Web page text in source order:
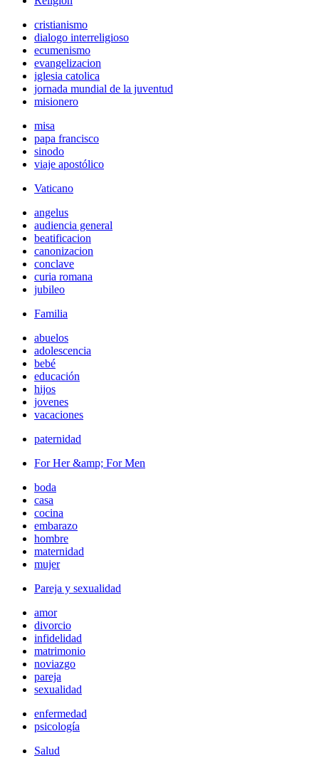
cristianismo
dialogo interreligioso
ecumenismo
evangelizacion
iglesia catolica
jornada mundial de la juventud
misionero
misa
papa francisco
sinodo
viaje apostólico
Vaticano
angelus
audiencia general
beatificacion
canonizacion
conclave
curia romana
jubileo
Familia
abuelos
adolescencia
bebé
educación
hijos
jovenes
vacaciones
paternidad
For Her &amp; For Men
boda
casa
cocina
embarazo
hombre
maternidad
mujer
Pareja y sexualidad
amor
divorcio
infidelidad
matrimonio
noviazgo
pareja
sexualidad
enfermedad
psicología
Salud